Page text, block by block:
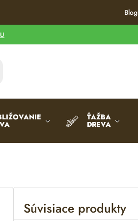
Blog
ŤAŽBA
DREVA
Súvisiace produkty